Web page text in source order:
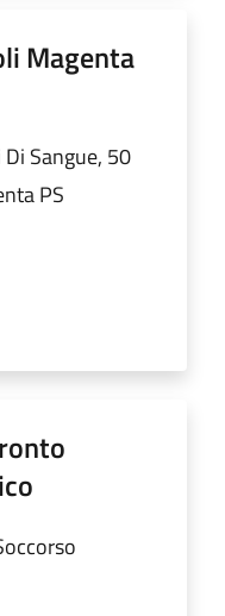
Magenta
Sangue, 50
PS